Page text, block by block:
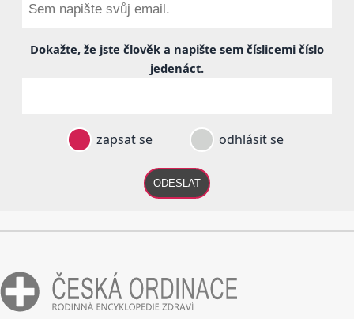
Dokažte, že jste člověk a napište sem číslicemi číslo
jedenáct.
zapsat se odhlásit se
ODESLAT